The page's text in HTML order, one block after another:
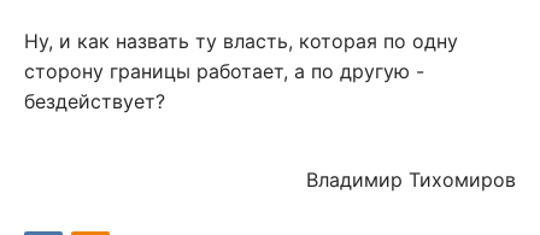
Ну, и как назвать ту власть, которая по одну
сторону границы работает, а по другую -
бездействует?
Владимир Тихомиров